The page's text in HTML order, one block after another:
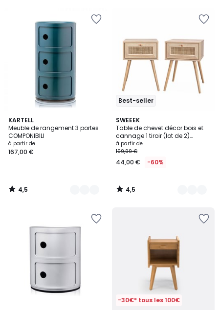
KARTELL
Meuble de rangement 3 portes
COMPONIBILI
à partir de
167,00 €
4,5
/ 5
13
Couleurs
4,5
/
Best-seller
SWEEEK
Table de chevet décor bois et
cannage 1 tiroir (lot de 2)
BOHÈME
à partir de
109,99 €
44,00 € -60%
4,5
/ 5
4
Couleurs
4,5
/
-30€* tous les 100€